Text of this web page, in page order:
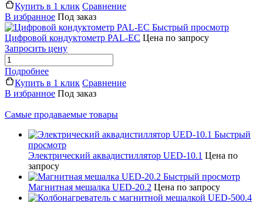
Купить в 1 клик Сравнение
В избранное Под заказ
Быстрый просмотр
Цифровой кондуктометр PAL-EC Цена по запросу
Запросить цену
Подробнее
Купить в 1 клик Сравнение
В избранное Под заказ
Самые продаваемые товары
Быстрый
просмотр
Электрический аквадистиллятор UED-10.1 Цена по
запросу
Быстрый просмотр
Магнитная мешалка UED-20.2 Цена по запросу